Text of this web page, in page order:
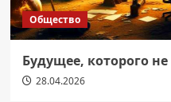
Общество
Будущее, которого
28.04.2026